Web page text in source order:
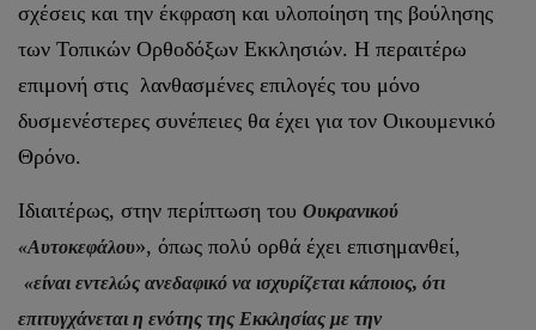
σχέσεις και την έκφραση και υλοποίηση της βούλησης
των Τοπικών Ορθοδόξων Εκκλησιών. Η περαιτέρω
επιμονή στις λανθασμένες επιλογές του μόνο
δυσμενέστερες συνέπειες θα έχει για τον Οικουμενικό
Θρόνο.
Ιδιαιτέρως, στην περίπτωση του Ουκρανικού
«Αυτοκεφάλου», όπως πολύ ορθά έχει επισημανθεί,
«είναι εντελώς ανεδαφικό να ισχυρίζεται κάποιος, ότι
επιτυγχάνεται η ενότης της Εκκλησίας με την